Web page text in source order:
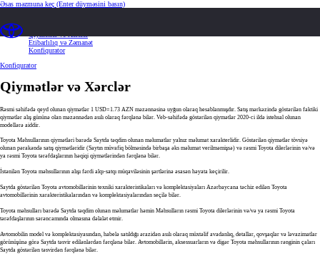
Əsas məzmuna keç (Enter düyməsini basın)
Etibarlılıq və Zəmanət
Konfiqurator
Konfiqurator
Qiymətlər və Xərclər
Rəsmi səhifədə qeyd olunan qiymətlər 1 USD=1.73 AZN məzənnəsinə uyğun olaraq hesablanmışdır. Satış mərkəzində göstərilən faktiki
qiymətlər alış gününə olan məzənnədən asılı olaraq fərqlənə bilər. Veb-səhifədə göstərilən qiymətlər 2020-ci ildə istehsal olunan
modellərə aiddir.
Toyota Məhsullarının qiymətləri barədə Saytda təqdim olunan məlumatlar yalnız məlumat xarakterlidir. Göstərilən qiymətlər tövsiyə
olunan pərakəndə satış qiymətləridir (Saytın müvafiq bölməsində birbaşa əks məlumat verilməmişsə) və rəsmi Toyota dilerlərinin və/və
ya rəsmi Toyota tərəfdaşlarının həqiqi qiymətlərindən fərqlənə bilər.
İstənilən Toyota məhsullarının alışı fərdi alqı-satqı müqaviləsinin şərtlərinə əsasən həyata keçirilir.
Saytda göstərilən Toyota avtomobillərinin texniki xarakteristikaları və komplektasiyaları Azərbaycana təchiz edilən Toyota
avtomobillərinin xarakteristikalarından və komplektasiyalarından seçilə bilər.
Toyota məhsulları barədə Saytda təqdim olunan məlumatlar həmin Məhsulların rəsmi Toyota dilerlərinin və/və ya rəsmi Toyota
tərəfdaşlarının sərəncamında olmasına dəlalət etmir.
Avtomobilin model və komplektasiyasından, habelə satıldığı ərazidən asılı olaraq müxtəlif avadanlıq, detallar, qovşaqlar və ləvazimatlar
görünüşünə görə Saytda təsvir edilənlərdən fərqlənə bilər. Avtomobillərin, aksessuarların və digər Toyota məhsullarının rənginin çaları
Saytda göstərilən təsvirdən fərqlənə bilər.